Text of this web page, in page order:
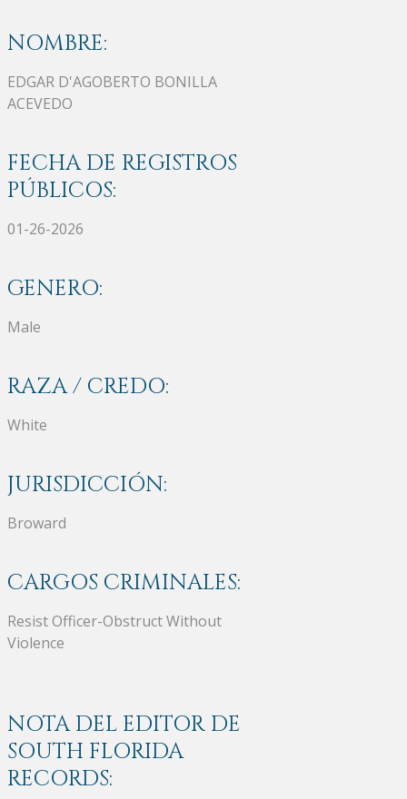
NOMBRE:
EDGAR D'AGOBERTO BONILLA
ACEVEDO
FECHA DE REGISTROS
PÚBLICOS:
01-26-2026
GENERO:
Male
RAZA / CREDO:
White
JURISDICCIÓN:
Broward
CARGOS CRIMINALES:
Resist Officer-Obstruct Without
Violence
NOTA DEL EDITOR DE
SOUTH FLORIDA
RECORDS: